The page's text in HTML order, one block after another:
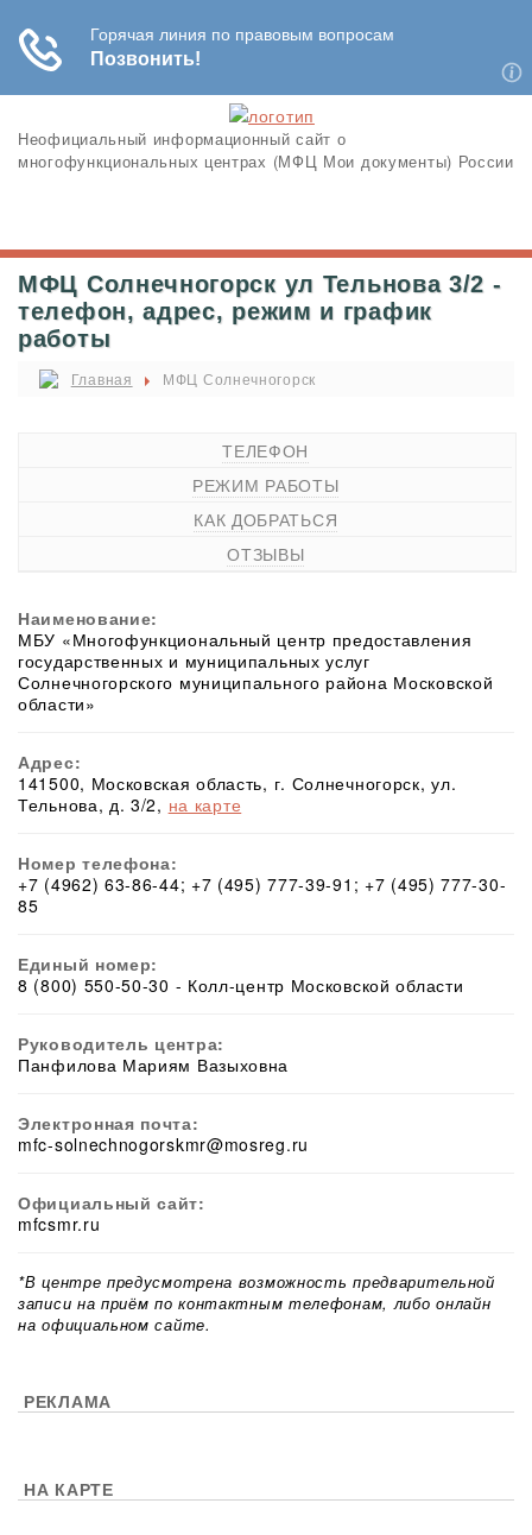
Неофициальный информационный сайт о
многофункциональных центрах (МФЦ Мои документы) России
МФЦ Солнечногорск ул Тельнова 3/2 -
телефон, адрес, режим и график
работы
Главная МФЦ Солнечногорск
ТЕЛЕФОН
РЕЖИМ РАБОТЫ
КАК ДОБРАТЬСЯ
ОТЗЫВЫ
Наименование:
МБУ «Многофункциональный центр предоставления
государственных и муниципальных услуг
Солнечногорского муниципального района Московской
области»
Адрес:
141500, Московская область, г. Солнечногорск, ул.
Тельнова, д. 3/2, на карте
Номер телефона:
+7 (4962) 63-86-44; +7 (495) 777-39-91; +7 (495) 777-30-
85
Единый номер:
8 (800) 550-50-30 - Колл-центр Московской области
Руководитель центра:
Панфилова Мариям Вазыховна
Электронная почта:
mfc-solnechnogorskmr@mosreg.ru
Официальный сайт:
mfcsmr.ru
*В центре предусмотрена возможность предварительной
записи на приём по контактным телефонам, либо онлайн
на официальном сайте.
РЕКЛАМА
НА КАРТЕ